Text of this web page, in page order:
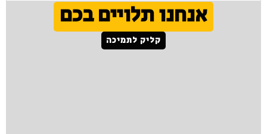
אנחנו תלויים בכם
קליק לתמיכה